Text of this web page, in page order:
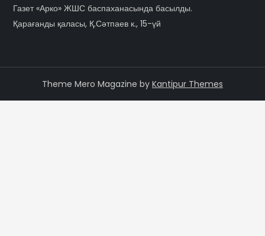
Газет «Арко» ЖШС баспаханасында басылды.
Қарағанды қаласы, Қ.Сәтпаев к., 15-үй
Theme Mero Magazine by Kantipur Themes